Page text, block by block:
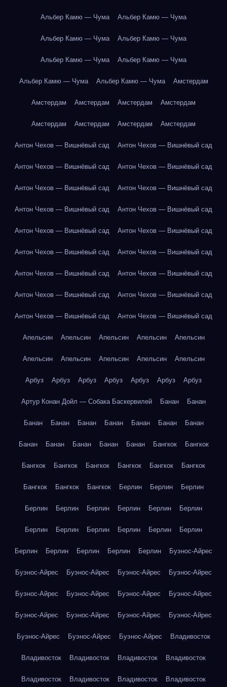
Альбер Камю — Чума Альбер Камю — Чума
Альбер Камю — Чума Альбер Камю — Чума
Альбер Камю — Чума Альбер Камю — Чума
Альбер Камю — Чума Альбер Камю — Чума Амстердам
Амстердам Амстердам Амстердам Амстердам
Амстердам Амстердам Амстердам Амстердам
Антон Чехов — Вишнёвый сад Антон Чехов — Вишнёвый сад
Антон Чехов — Вишнёвый сад Антон Чехов — Вишнёвый сад
Антон Чехов — Вишнёвый сад Антон Чехов — Вишнёвый сад
Антон Чехов — Вишнёвый сад Антон Чехов — Вишнёвый сад
Антон Чехов — Вишнёвый сад Антон Чехов — Вишнёвый сад
Антон Чехов — Вишнёвый сад Антон Чехов — Вишнёвый сад
Антон Чехов — Вишнёвый сад Антон Чехов — Вишнёвый сад
Антон Чехов — Вишнёвый сад Антон Чехов — Вишнёвый сад
Антон Чехов — Вишнёвый сад Антон Чехов — Вишнёвый сад
Апельсин Апельсин Апельсин Апельсин Апельсин
Апельсин Апельсин Апельсин Апельсин Апельсин
Арбуз Арбуз Арбуз Арбуз Арбуз Арбуз Арбуз
Артур Конан Дойл — Собака Баскервилей Банан Банан
Банан Банан Банан Банан Банан Банан Банан
Банан Банан Банан Банан Банан Бангкок Бангкок
Бангкок Бангкок Бангкок Бангкок Бангкок Бангкок
Бангкок Бангкок Бангкок Берлин Берлин Берлин
Берлин Берлин Берлин Берлин Берлин Берлин
Берлин Берлин Берлин Берлин Берлин Берлин
Берлин Берлин Берлин Берлин Берлин Буэнос-Айрес
Буэнос-Айрес Буэнос-Айрес Буэнос-Айрес Буэнос-Айрес
Буэнос-Айрес Буэнос-Айрес Буэнос-Айрес Буэнос-Айрес
Буэнос-Айрес Буэнос-Айрес Буэнос-Айрес Буэнос-Айрес
Буэнос-Айрес Буэнос-Айрес Буэнос-Айрес Владивосток
Владивосток Владивосток Владивосток Владивосток
Владивосток Владивосток Владивосток Владивосток